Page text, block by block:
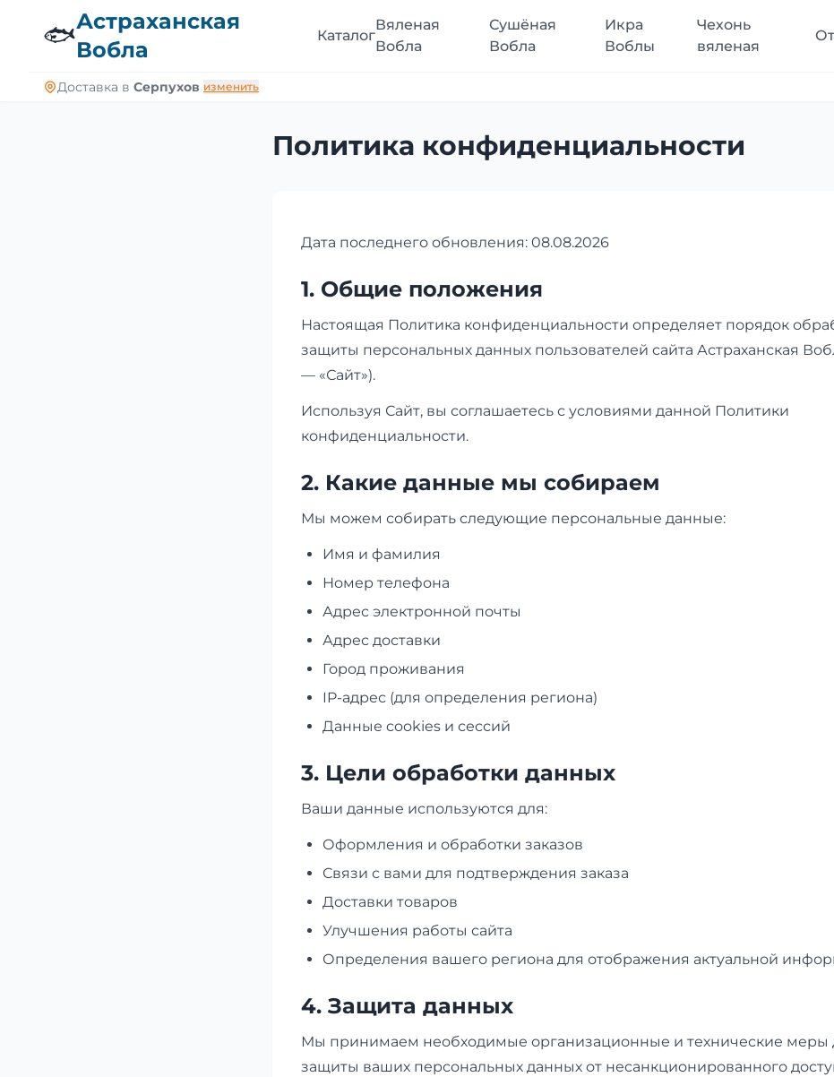
🐟Астраханская
Вобла
Каталог
Вяленая
Вобла
Сушёная
Вобла
Икра
Воблы
Чехонь
вяленая
Доставка в Серпухов изменить
Политика конфиденциальности
Дата последнего обновления: 08.08.2026
1. Общие положения
Настоящая Политика конфиденциальности определяет порядок
защиты персональных данных пользователей сайта Астраханская
— «Сайт»).
Используя Сайт, вы соглашаетесь с условиями данной Политики
конфиденциальности.
2. Какие данные мы собираем
Мы можем собирать следующие персональные данные:
Имя и фамилия
Номер телефона
Адрес электронной почты
Адрес доставки
Город проживания
IP-адрес (для определения региона)
Данные cookies и сессий
3. Цели обработки данных
Ваши данные используются для:
Оформления и обработки заказов
Связи с вами для подтверждения заказа
Доставки товаров
Улучшения работы сайта
Определения вашего региона для отображения актуальной
4. Защита данных
Мы принимаем необходимые организационные и технические меры
защиты ваших персональных данных от несанкционированного